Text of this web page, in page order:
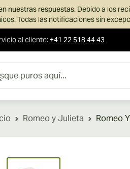
nuestras respuestas. Debido a los
Todas las notificaciones sin
al cliente:+41 22 518 44 43
puros aquí...
Romeo y Julieta Romeo
View larger image